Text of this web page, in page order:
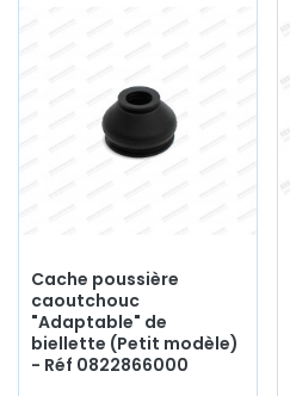
Cache poussière
caoutchouc
"Adaptable" de
biellette (Petit modèle)
- Réf 0822866000